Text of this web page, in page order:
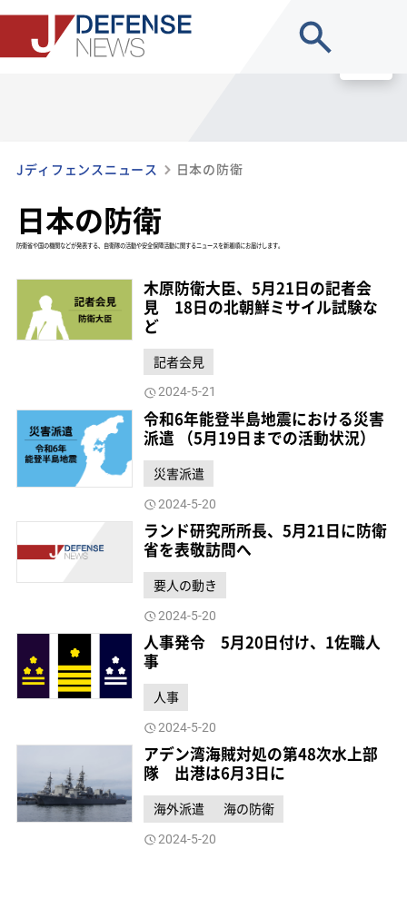
Jディフェンスニュース 日本の防衛
日本の防衛
防衛省や国の機関などが発表する、自衛隊の活動や安全保障活動に関するニュースを新着順にお届けします。
木原防衛大臣、5月21日の記者会
見 18日の北朝鮮ミサイル試験な
ど
記者会見
2024-5-21
令和6年能登半島地震における災害
派遣 （5月19日までの活動状況）
災害派遣
2024-5-20
ランド研究所所長、5月21日に防衛
省を表敬訪問へ
要人の動き
2024-5-20
人事発令 5月20日付け、1佐職人
事
人事
2024-5-20
アデン湾海賊対処の第48次水上部
隊 出港は6月3日に
海外派遣 海の防衛
2024-5-20